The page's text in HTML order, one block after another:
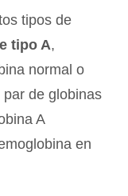
tipos de
tipo A,
normal o
de globinas
A
en